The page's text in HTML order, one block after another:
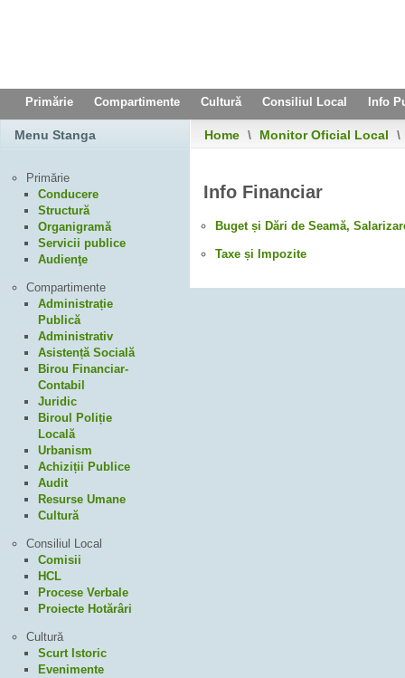
Primărie Compartimente Cultură Consiliul Local Info
Home \ Monitor Oficial Local \
Info Financiar
Buget și Dări de Seamă,
Taxe și Impozite
Menu Stanga
Primărie
Conducere
Structură
Organigramă
Servicii publice
Audienţe
Compartimente
Administrație
Publică
Administrativ
Asistență Socială
Birou Financiar-
Contabil
Juridic
Biroul Poliție
Locală
Urbanism
Achiziții Publice
Audit
Resurse Umane
Cultură
Consiliul Local
Comisii
HCL
Procese Verbale
Proiecte Hotărâri
Cultură
Scurt Istoric
Evenimente